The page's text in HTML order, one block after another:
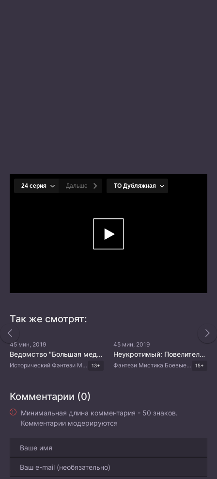
Так же смотрят:
45 мин, 2019
Ведомство "Большая медведица" династии Сун
Исторический Фэнтези Мистика Комедия Китайские дорамы 13+
45 мин, 2019
Неукротимый: Повелитель Чэньцин
Фэнтези Мистика Боевые искусства Китайские дорамы 15+
Комментарии (0)
Минимальная длина комментария - 50 знаков.
Комментарии модерируются